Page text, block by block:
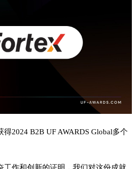
2024 B2B UF AWARDS Global多个